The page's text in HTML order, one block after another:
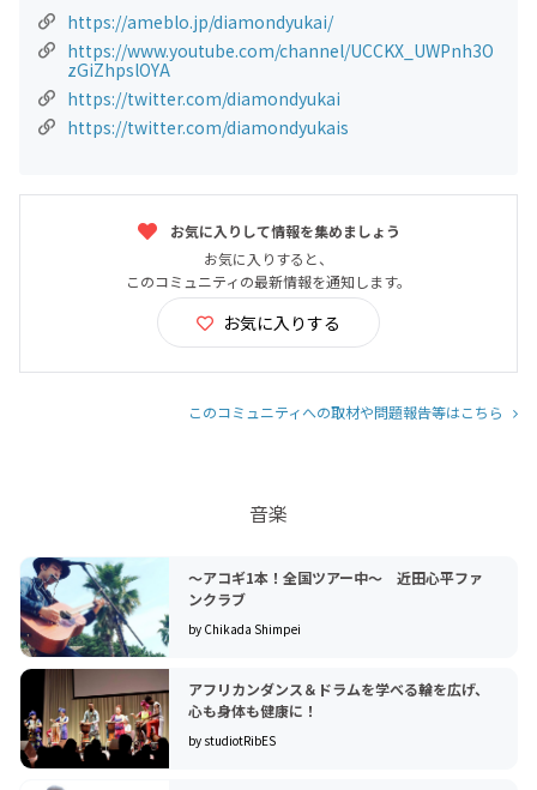
https://ameblo.jp/diamondyukai/
https://www.youtube.com/channel/UCCKX_UWPnh3O
zGiZhpslOYA
https://twitter.com/diamondyukai
https://twitter.com/diamondyukais
お気に入りして情報を集めましょう
お気に入りすると、
このコミュニティの最新情報を通知します。
お気に入りする
このコミュニティへの取材や問題報告等はこちら
音楽
〜アコギ1本！全国ツアー中〜 近田心平ファ
ンクラブ
by Chikada Shimpei
アフリカンダンス＆ドラムを学べる輪を広げ、
心も身体も健康に！
by studiotRibES